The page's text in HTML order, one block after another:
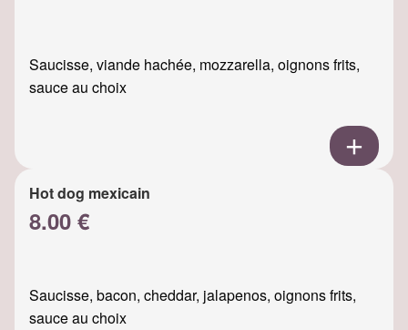
Saucisse, viande hachée, mozzarella, oignons frits,
sauce au choix
Hot dog mexicain
8.00 €
Saucisse, bacon, cheddar, jalapenos, oignons frits,
sauce au choix